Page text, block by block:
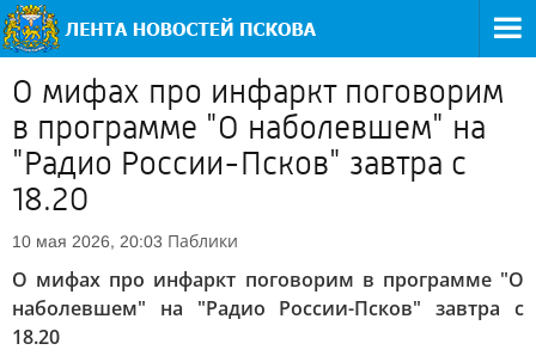
О мифах про инфаркт поговорим
в программе "О наболевшем" на
"Радио России-Псков" завтра с
18.20
10 мая 2026, 20:03 Паблики
О мифах про инфаркт поговорим в программе "О
наболевшем" на "Радио России-Псков" завтра с
18.20